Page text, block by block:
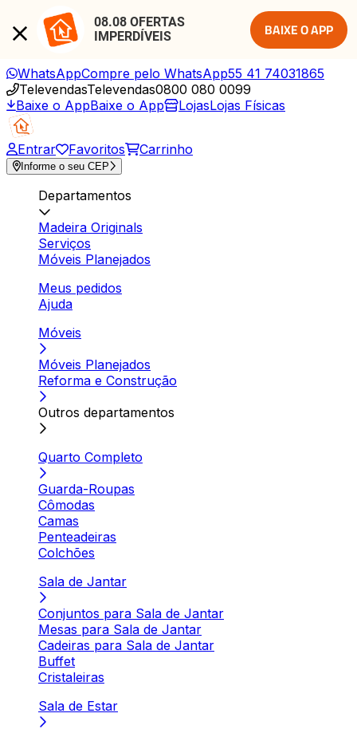
08.08 OFERTAS
IMPERDÍVEIS
BAIXE O APP
WhatsAppCompre pelo WhatsApp55 41 74031865
TelevendasTelevendas0800 080 0099
Baixe o AppBaixe o App LojasLojas Físicas
Entrar Favoritos Carrinho
Informe o seu CEP
Departamentos
Madeira Originals
Serviços
Móveis Planejados
Meus pedidos
Ajuda
Móveis
Móveis Planejados
Reforma e Construção
Outros departamentos
Quarto Completo
Guarda-Roupas
Cômodas
Camas
Penteadeiras
Colchões
Sala de Jantar
Conjuntos para Sala de Jantar
Mesas para Sala de Jantar
Cadeiras para Sala de Jantar
Buffet
Cristaleiras
Sala de Estar